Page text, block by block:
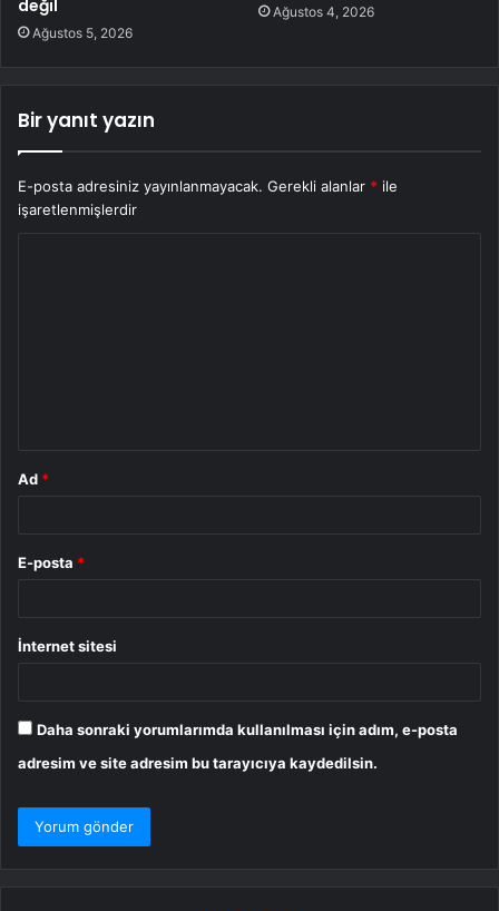
değil
Ağustos 5, 2026
Ağustos 4, 2026
Bir yanıt yazın
E-posta adresiniz yayınlanmayacak. Gerekli alanlar * ile
işaretlenmişlerdir
Ad *
E-posta *
İnternet sitesi
Daha sonraki yorumlarımda kullanılması için adım, e-posta
adresim ve site adresim bu tarayıcıya kaydedilsin.